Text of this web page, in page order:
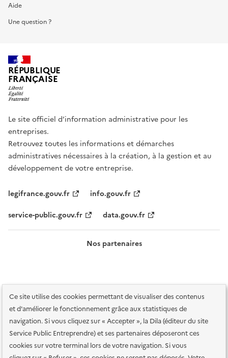
Ce site utilise des cookies permettant de visualiser des contenus
et d'améliorer le fonctionnement grâce aux statistiques de
navigation. Si vous cliquez sur « Accepter », la Dila (éditeur du site
Service Public Entreprendre) et ses partenaires déposeront ces
cookies sur votre terminal lors de votre navigation. Si vous
Aide
Une question ?
RÉPUBLIQUE
FRANÇAISE
Le site officiel d’information administrative pour les
entreprises.
Retrouvez toutes les informations et démarches
administratives nécessaires à la création, à la gestion et au
développement de votre entreprise.
legifrance.gouv.fr
info.gouv.fr
service-public.gouv.fr
data.gouv.fr
Nos partenaires
Plan du site Accessibilité : totalement conforme
Accessibilité des
services en ligne
Mentions légales Données personnelles et sécurité